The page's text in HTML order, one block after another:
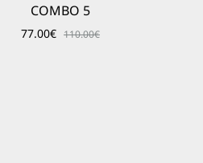
COMBO 5
77.00€ 110.00€